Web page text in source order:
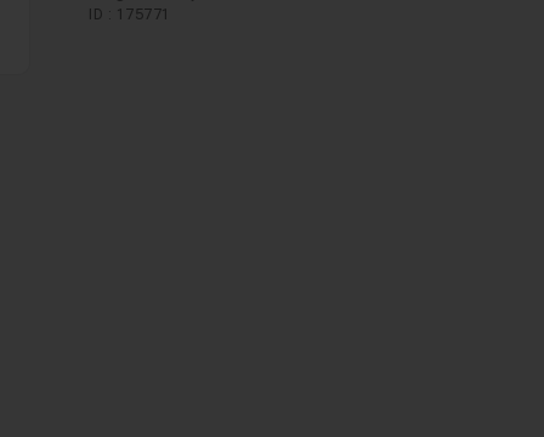
ID : 175771